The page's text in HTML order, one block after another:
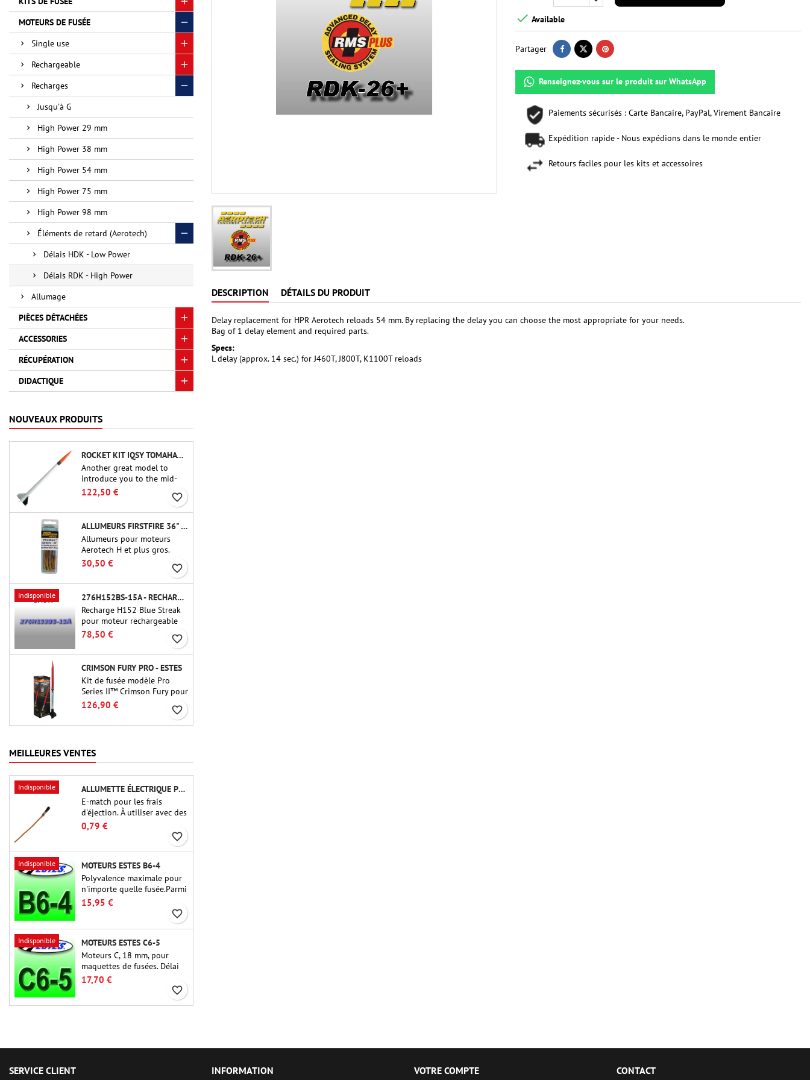
MOTEURS DE FUSÉE
Single use
Rechargeable
Recharges
Jusqu'à G
High Power 29 mm
High Power 38 mm
High Power 54 mm
High Power 75 mm
High Power 98 mm
Éléments de retard (Aerotech)
Délais HDK - Low Power
Délais RDK - High Power
Allumage
PIÈCES DÉTACHÉES
ACCESSORIES
RÉCUPÉRATION
DIDACTIQUE
NOUVEAUX PRODUITS
ROCKET KIT IQSY TOMAHAWK - AEROTECH
Another great model to
introduce you to the mid-
power.A scale replica of a
famous sounding rocket,
small in size and peefect to
move to higher-level kits.
122,50 € favorite_border
ALLUMEURS FIRSTFIRE 36" - AEROTECH
Allumeurs pour moteurs
Aerotech H et plus gros.
Allumage fiable des moteurs
jusqu'à 91 cm de longu
30,50 € favorite_border
Indisponible
276H152BS-15A - RECHARGE 38MM CTI
Recharge H152 Blue Streak
pour moteur rechargeable
Cesaroni P38-2G. Le délai de
15 secondes est réglable via
l'outil ProDAT 38
78,50 € favorite_border
CRIMSON FURY PRO - ESTES
Kit de fusée modèle Pro
Series II™ Crimson Fury pour
moteurs de 29 mm de type
fuséologues confirmés, le
atterrissages en douceur et
construction aussi raffinée
que les vols eux-mêmes.
126,90 € favorite_border
MEILLEURES VENTES
Indisponible
ALLUMETTE ÉLECTRIQUE POUR CHARGE D'ÉJECTION
E-match pour les frais
d'éjection. À utiliser avec des
altimètres ou d'autres
appareils électroniques.
0,79 €
favorite_border
Indisponible
MOTEURS ESTES B6-4
Polyvalence maximale pour
n'importe quelle fusée.Parmi
les moteurs de fusée les plus
utilisés à ce jour, l'Estes B6-
4 est le moteur adapté à la
plus grande majorité des
fusées Estes et similaires.
15,95 €
favorite_border
Indisponible
MOTEURS ESTES C6-5
Moteurs C, 18 mm, pour
maquettes de fusées. Délai
de 5 secondes, pour les
fusées à un étage.
17,70 €
favorite_border
 Available
Partager
Renseignez-vous sur le produit sur WhatsApp
Paiements sécurisés : Carte Bancaire, PayPal, Virement Bancaire
Expédition rapide - Nous expédions dans le monde entier
Retours faciles pour les kits et accessoires
DESCRIPTION DÉTAILS DU PRODUIT
Delay replacement for HPR Aerotech reloads 54 mm. By replacing the delay you can choose the most appropriate for your needs.
Bag of 1 delay element and required parts.
Specs:
L delay (approx. 14 sec.) for J460T, J800T, K1100T reloads
SERVICE CLIENT INFORMATION VOTRE COMPTE CONTACT